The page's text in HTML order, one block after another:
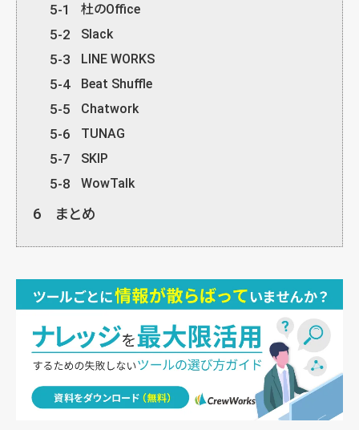
5-1 杜のOffice
5-2 Slack
5-3 LINE WORKS
5-4 Beat Shuffle
5-5 Chatwork
5-6 TUNAG
5-7 SKIP
5-8 WowTalk
6 まとめ